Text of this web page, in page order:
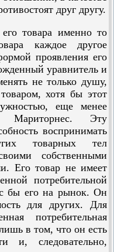
друг другу.
его товара именно то
каждое другое
проявления его
уравнитель и
не только душу,
хотя бы этот
еще менее
Мариторнес. Эту
воспринимать
товарных тел
собственными
Его товар не имеет
потребительной
бы его на рынок. Он
для других. Для
потребительная
в том, что он есть
и, следовательно,